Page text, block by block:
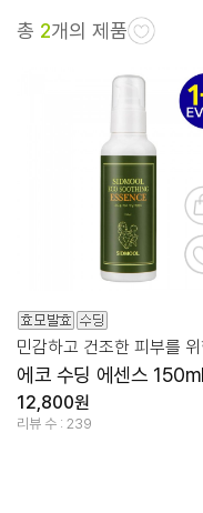
총 2개의 제품
에코 수딩 에센스 150ml
12,800원
리뷰 수 : 239